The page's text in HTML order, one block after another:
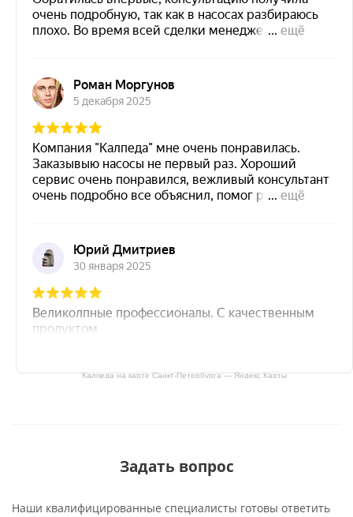
Калпеда на карте Санкт‑Петербурга — Яндекс Карты
Задать вопрос
Наши квалифицированные специалисты готовы ответить